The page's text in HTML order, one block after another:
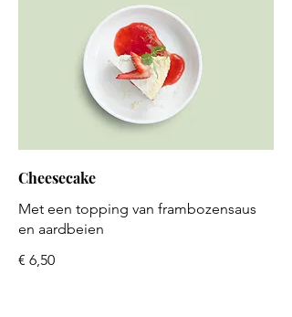
Cheesecake
Met een topping van frambozensaus
en aardbeien
€ 6,50